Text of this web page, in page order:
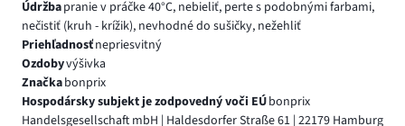
Údržbapranie v práčke 40°C, nebieliť, perte s podobnými farbami,
nečistiť (kruh - krížik), nevhodné do sušičky, nežehliť
Priehľadnosťnepriesvitný
Ozdobyvýšivka
Značkabonprix
Hospodársky subjekt je zodpovedný voči EÚbonprix
Handelsgesellschaft mbH | Haldesdorfer Straße 61 | 22179 Hamburg